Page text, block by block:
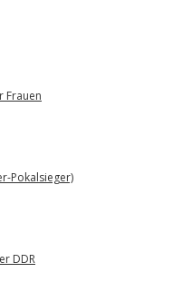
Frauen
Pokalsieger)
DDR